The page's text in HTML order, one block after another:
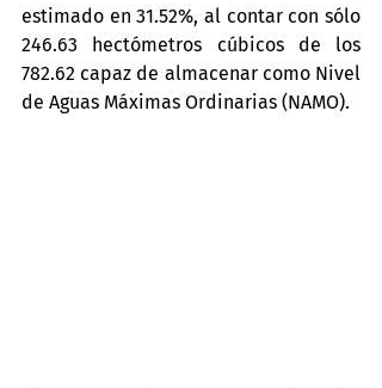
estimado en 31.52%, al contar con sólo
246.63 hectómetros cúbicos de los
782.62 capaz de almacenar como Nivel
de Aguas Máximas Ordinarias (NAMO).